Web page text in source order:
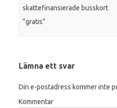
skattefinansierade busskort
”gratis”
Lämna ett svar
Din e-postadress kommer inte
Kommentar